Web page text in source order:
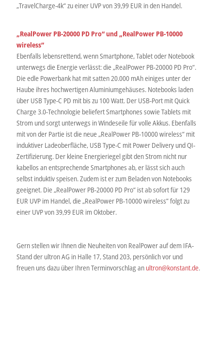
„TravelCharge-4k“ zu einer UVP von 39,99 EUR in den Handel.
„RealPower PB-20000 PD Pro“ und „RealPower PB-10000
wireless”
Ebenfalls lebensrettend, wenn Smartphone, Tablet oder Notebook
unterwegs die Energie verlässt: die „RealPower PB-20000 PD Pro“.
Die edle Powerbank hat mit satten 20.000 mAh einiges unter der
Haube ihres hochwertigen Aluminiumgehäuses. Notebooks laden
über USB Type-C PD mit bis zu 100 Watt. Der USB-Port mit Quick
Charge 3.0-Technologie beliefert Smartphones sowie Tablets mit
Strom und sorgt unterwegs in Windeseile für volle Akkus. Ebenfalls
mit von der Partie ist die neue „RealPower PB-10000 wireless“ mit
induktiver Ladeoberfläche, USB Type-C mit Power Delivery und QI-
Zertifizierung. Der kleine Energieriegel gibt den Strom nicht nur
kabellos an entsprechende Smartphones ab, er lässt sich auch
selbst induktiv speisen. Zudem ist er zum Beladen von Notebooks
geeignet. Die „RealPower PB-20000 PD Pro“ ist ab sofort für 129
EUR UVP im Handel, die „RealPower PB-10000 wireless” folgt zu
einer UVP von 39,99 EUR im Oktober.
Gern stellen wir Ihnen die Neuheiten von RealPower auf dem IFA-
Stand der ultron AG in Halle 17, Stand 203, persönlich vor und
freuen uns dazu über Ihren Terminvorschlag an ultron@konstant.de.